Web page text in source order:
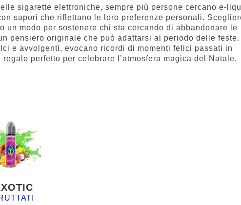
sigarette elettroniche, sempre più persone cercano e-
sapori che riflettano le loro preferenze personali.
un modo per sostenere chi sta cercando di abbandonare le
pensiero originale che può adattarsi al periodo delle feste.
e avvolgenti, evocano ricordi di momenti felici passati in
perfetto per celebrare l’atmosfera magica del Natale.